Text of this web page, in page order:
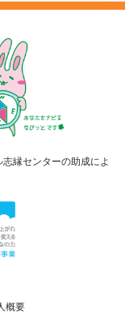
縁センターの助成によ
概要